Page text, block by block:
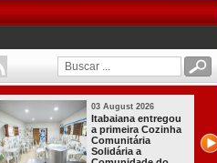
03 August 2026
Mulher em aparente
surto esfaqueia a
própria mãe em
João Pessoa